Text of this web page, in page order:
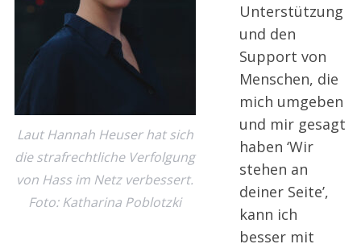
Laut Hannah Heuser hat sich
die strafrechtliche Verfolgung
von Hass im Netz verbessert.
Foto: Katharina Poblotzki
Unterstützung
und den
Support von
Menschen, die
mich umgeben
und mir gesagt
haben ‘Wir
stehen an
deiner Seite’,
kann ich
besser mit